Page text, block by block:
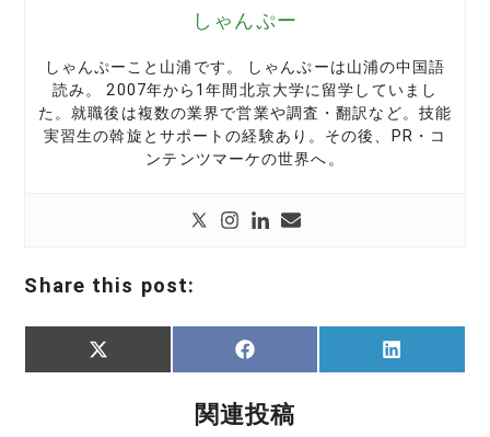
しゃんぷー
しゃんぷーこと山浦です。 しゃんぷーは山浦の中国語
読み。 2007年から1年間北京大学に留学していまし
た。就職後は複数の業界で営業や調査・翻訳など。技能
実習生の斡旋とサポートの経験あり。その後、PR・コ
ンテンツマーケの世界へ。
Share this post:
Share
on
X
(
Share
on
F
a
b
o
Share
on
L
i
関連投稿